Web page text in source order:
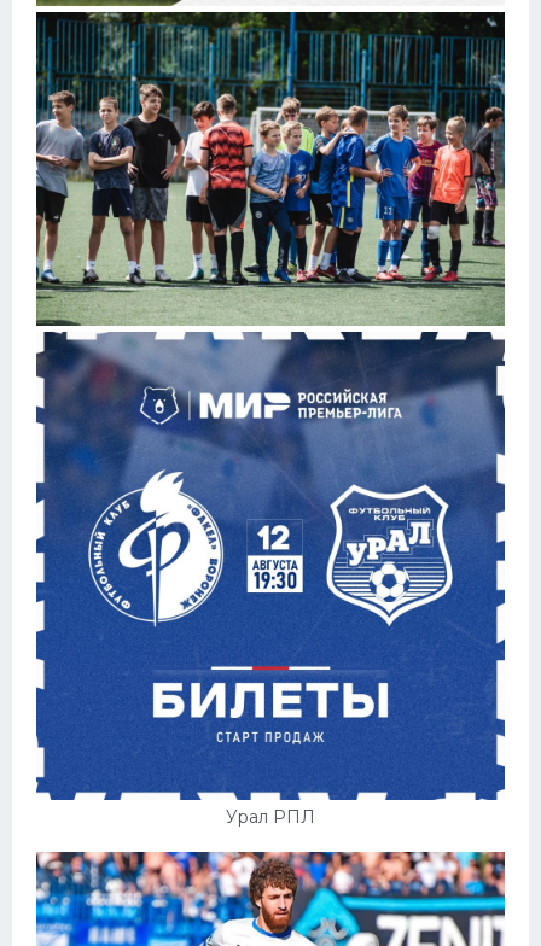
Урал РПЛ